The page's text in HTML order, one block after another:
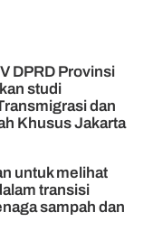
DPRD Provinsi
studi
dan
Khusus Jakarta
untuk melihat
transisi
sampah dan